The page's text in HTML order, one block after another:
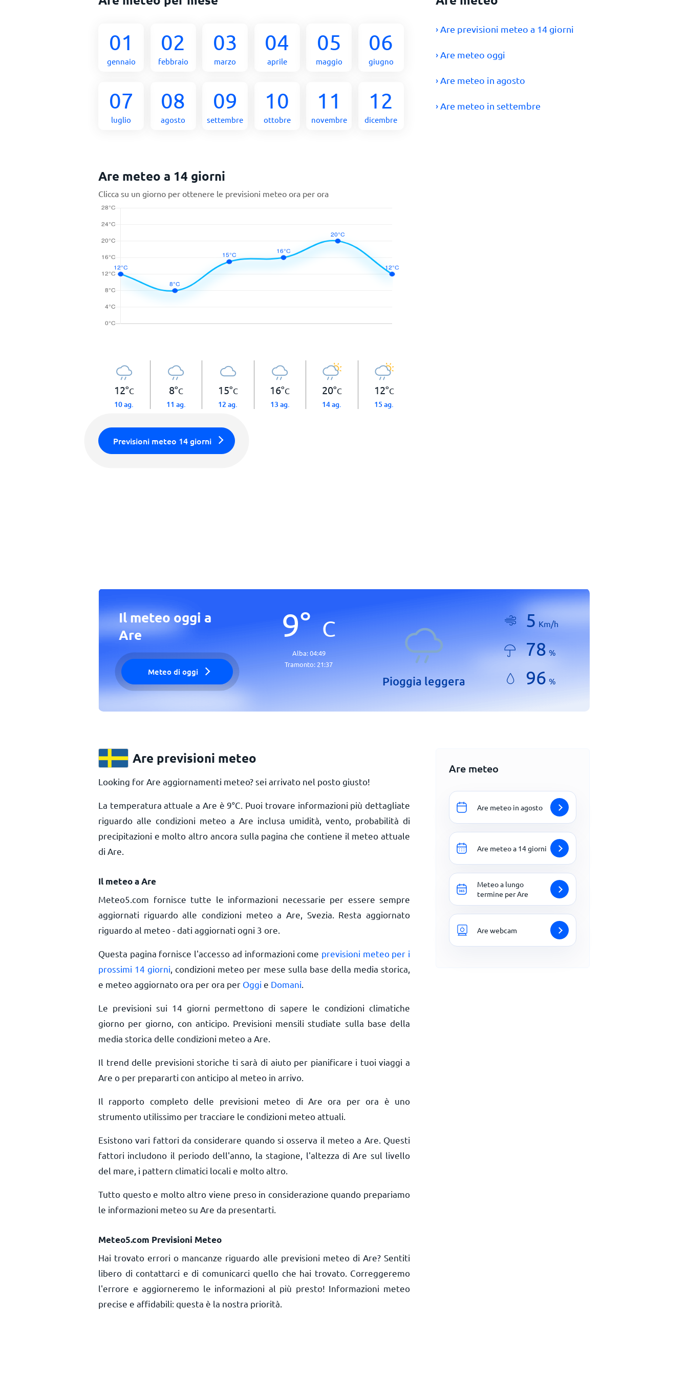
01
gennaio
02
febbraio
03
marzo
04
aprile
05
maggio
06
giugno
07
luglio
08
agosto
09
settembre
10
ottobre
11
novembre
12
dicembre
› Are previsioni meteo a 14 giorni
› Are meteo oggi
› Are meteo in agosto
› Are meteo in settembre
Are meteo a 14 giorni
Clicca su un giorno per ottenere le previsioni meteo ora per ora
12°C
10 ag.
8°C
11 ag.
15°C
12 ag.
16°C
13 ag.
20°C
14 ag.
12°C
15 ag.
Previsioni meteo 14 giorni
Il meteo oggi a
Are
Meteo di oggi
9° C
Alba:04:49
Tramonto: 21:37
Pioggia leggera
5 Km/h
78 %
96 %
Are previsioni meteo
Looking for Are aggiornamenti meteo? sei arrivato nel posto giusto!
La temperatura attuale a Are è 9°C . Puoi trovare informazioni più dettagliate
riguardo alle condizioni meteo a Are inclusa umidità, vento, probabilità di
precipitazioni e molto altro ancora sulla pagina che contiene il meteo attuale
di Are.
Il meteo a Are
Meteo5.com fornisce tutte le informazioni necessarie per essere sempre
aggiornati riguardo alle condizioni meteo a Are, Svezia. Resta aggiornato
riguardo al meteo - dati aggiornati ogni 3 ore.
Questa pagina fornisce l'accesso ad informazioni come previsioni meteo per i
prossimi 14 giorni , condizioni meteo per mese sulla base della media storica,
e meteo aggiornato ora per ora per Oggi e Domani
Le previsioni sui 14 giorni permettono di sapere le condizioni climatiche
giorno per giorno, con anticipo. Previsioni mensili studiate sulla base della
media storica delle condizioni meteo a Are.
Il trend delle previsioni storiche ti sarà di aiuto per pianificare i tuoi viaggi a
Are o per prepararti con anticipo al meteo in arrivo.
Il rapporto completo delle previsioni meteo di Are ora per ora è uno
strumento utilissimo per tracciare le condizioni meteo attuali.
Esistono vari fattori da considerare quando si osserva il meteo a Are. Questi
fattori includono il periodo dell'anno, la stagione, l'altezza di Are sul livello
del mare, i pattern climatici locali e molto altro.
Tutto questo e molto altro viene preso in considerazione quando prepariamo
le informazioni meteo su Are da presentarti.
Meteo5.com Previsioni Meteo
Hai trovato errori o mancanze riguardo alle previsioni meteo di Are? Sentiti
libero di contattarci e di comunicarci quello che hai trovato. Correggeremo
l'errore e aggiorneremo le informazioni al più presto! Informazioni meteo
precise e affidabili: questa è la nostra priorità.
Are meteo
Are meteo in agosto
Are meteo a 14 giorni
Meteo a lungo
termine per Are
Are webcam